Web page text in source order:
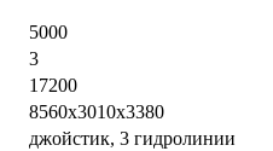
5000
3
17200
8560х3010х3380
джойстик, 3 гидролинии